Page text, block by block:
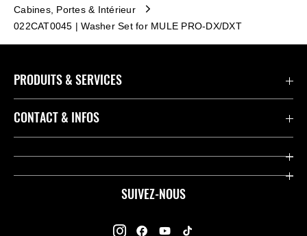
Cabines, Portes & Intérieur
022CAT0045 | Washer Set for MULE PRO-DX/DXT
SUIVEZ-NOUS
PRODUITS & SERVICES
Accessoires & Pièces
Concessionnaires
CONTACT & INFOS
Contact